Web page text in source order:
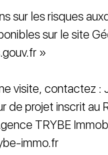
sur les risques
sur le site
»
visite, contactez :
de projet inscrit au
TRYBE
immo.fr